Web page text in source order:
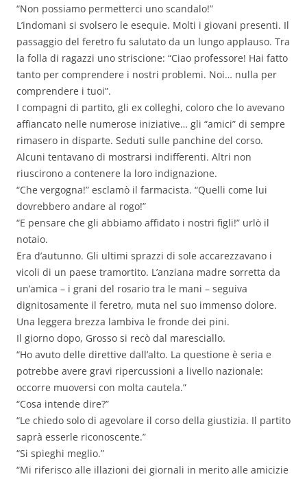
“Non possiamo permetterci uno scandalo!”
L’indomani si svolsero le esequie. Molti i giovani presenti. Il
passaggio del feretro fu salutato da un lungo applauso. Tra
la folla di ragazzi uno striscione: “Ciao professore! Hai fatto
tanto per comprendere i nostri problemi. Noi… nulla per
comprendere i tuoi”.
I compagni di partito, gli ex colleghi, coloro che lo avevano
affiancato nelle numerose iniziative… gli “amici” di sempre
rimasero in disparte. Seduti sulle panchine del corso.
Alcuni tentavano di mostrarsi indifferenti. Altri non
riuscirono a contenere la loro indignazione.
“Che vergogna!” esclamò il farmacista. “Quelli come lui
dovrebbero andare al rogo!”
“E pensare che gli abbiamo affidato i nostri figli!” urlò il
notaio.
Era d’autunno. Gli ultimi sprazzi di sole accarezzavano i
vicoli di un paese tramortito. L’anziana madre sorretta da
un’amica – i grani del rosario tra le mani – seguiva
dignitosamente il feretro, muta nel suo immenso dolore.
Una leggera brezza lambiva le fronde dei pini.
Il giorno dopo, Grosso si recò dal maresciallo.
“Ho avuto delle direttive dall’alto. La questione è seria e
potrebbe avere gravi ripercussioni a livello nazionale:
occorre muoversi con molta cautela.”
“Cosa intende dire?”
“Le chiedo solo di agevolare il corso della giustizia. Il partito
saprà esserle riconoscente.”
“Si spieghi meglio.”
“Mi riferisco alle illazioni dei giornali in merito alle amicizie